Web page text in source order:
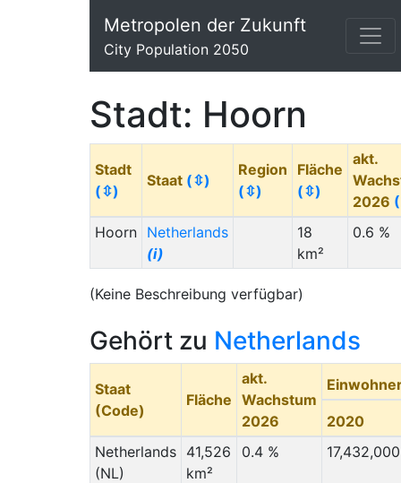
Metropolen der Zukunft
City Population 2050
Stadt: Hoorn
Stadt
(⇳)
Staat (⇳)
Region
(⇳)
Fläche
(⇳)
akt.
2026
Hoorn
Netherlands
(i)
18
km²
0.6 %
(Keine Beschreibung verfügbar)
Gehört zu Netherlands
Staat
(Code)
Fläche
akt.
Wachstum
2026
2020
Netherlands
(NL)
41,526
km²
0.4 % 17,432,000